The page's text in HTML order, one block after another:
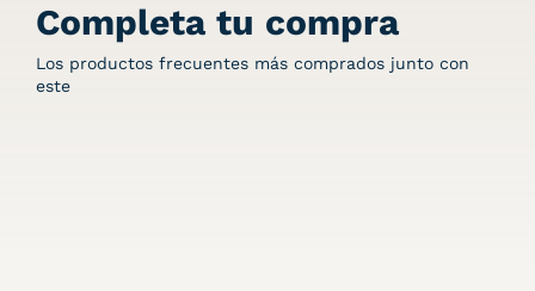
Completa tu compra
Los productos frecuentes más comprados junto con
este